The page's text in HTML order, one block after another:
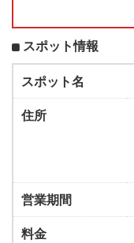
スポット情報
スポット名
住所
営業期間
料金